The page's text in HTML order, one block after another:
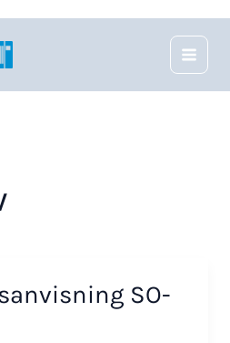
SO-